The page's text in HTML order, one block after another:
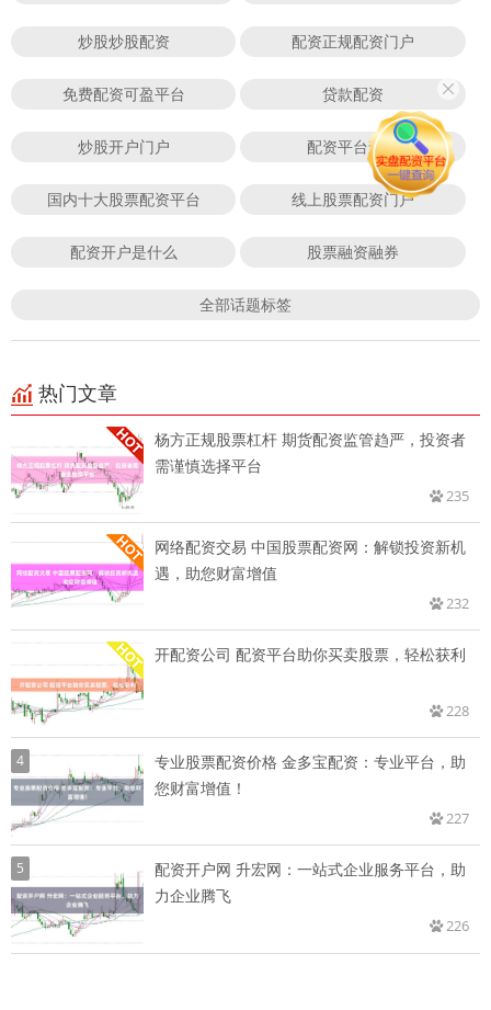
炒股炒股配资 配资正规配资门户
免费配资可盈平台 贷款配资
炒股开户门户 配资平台查询
国内十大股票配资平台 线上股票配资门户
配资开户是什么 股票融资融券
全部话题标签
热门文章
杨方正规股票杠杆 期货配资监管趋严，投资者
需谨慎选择平台
235
网络配资交易 中国股票配资网：解锁投资新机
遇，助您财富增值
232
开配资公司 配资平台助你买卖股票，轻松获利
228
4
专业股票配资价格 金多宝配资：专业平台，助
您财富增值！
227
5
配资开户网 升宏网：一站式企业服务平台，助
力企业腾飞
226